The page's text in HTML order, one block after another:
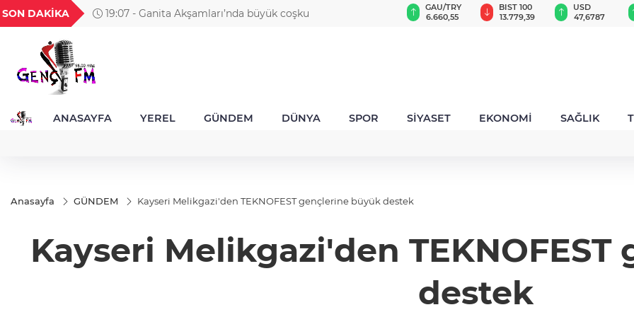
SON DAKİKA 18:51 - Akustik sahne yaz akşamlarına ritim katıyor
1,1849
GEL
18,2677
TND
16,3788
27,9743
GAU/TRY
6.660,55
BIST 100
13.779,39
USD
47,6787
ANASAYFA YEREL GÜNDEM DÜNYA SPOR SİYASET EKONOMİ SAĞLIK
Anasayfa GÜNDEM Kayseri Melikgazi'den TEKNOFEST gençlerine büyük destek
Kayseri Melikgazi'den
destek